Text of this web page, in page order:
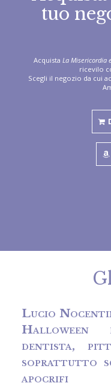
tuo
Acquista La Misericordia
ricevilo
Scegli il negozio da cui
Lucio
Halloween
dentista,
soprattutto